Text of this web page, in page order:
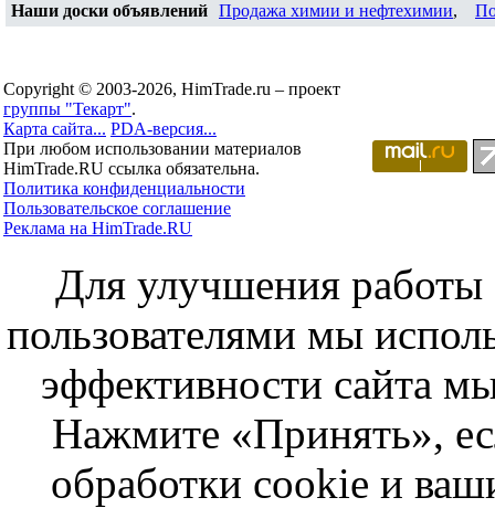
Наши доски объявлений Продажа химии и нефтехимии,
Copyright © 2003-2026, HimTrade.ru – проект
группы "Текарт".
Карта сайта... PDA-версия...
При любом использовании материалов
HimTrade.RU ссылка обязательна.
Политика конфиденциальности
Пользовательское соглашение
Реклама на HimTrade.RU
Для улучшения работы
пользователями мы
эффективности сайта
Нажмите «Принять»,
обработки cookie и